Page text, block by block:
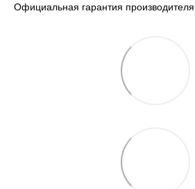
Официальная гарантия производителя .